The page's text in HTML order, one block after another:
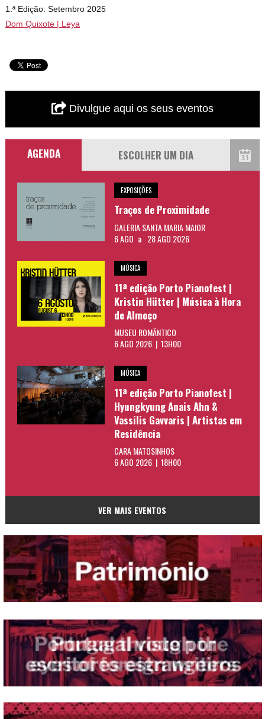
1.ª Edição: Setembro 2025
Dom Quixote | Leya
Divulgue aqui os seus eventos
AGENDA
EXPOSIÇÕES
Traços de Proximidade
GALERIA SANTA MARIA MAIOR
6 AGO a 28 AGO 2026
MÚSICA
11ª edição Porto Pianofest |
Kristin Hütter | Música à Hora
de Almoço
MUSEU ROMÂNTICO
6 AGO 2026 | 13H00
MÚSICA
11ª edição Porto Pianofest |
Hyungkyung Anais Ahn &
Vassilis Gavvaris | Artistas em
Residência
CARA MATOSINHOS
6 AGO 2026 | 18H00
VER MAIS EVENTOS